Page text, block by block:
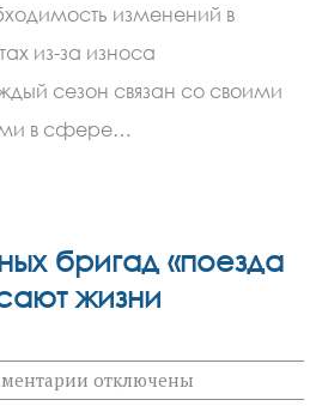
Слюсарь:
износ
коммунальной
инфраструктуры
заставляет
менять
приоритеты
изменений в
из-за износа
сезон связан со своими
в сфере…
бригад «поезда
жизни
к
записи
отключены